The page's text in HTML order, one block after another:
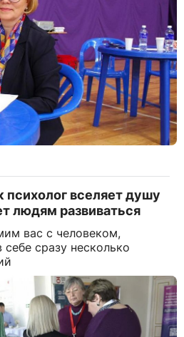
вселяет душу
людям развиваться
вас с человеком,
сразу несколько